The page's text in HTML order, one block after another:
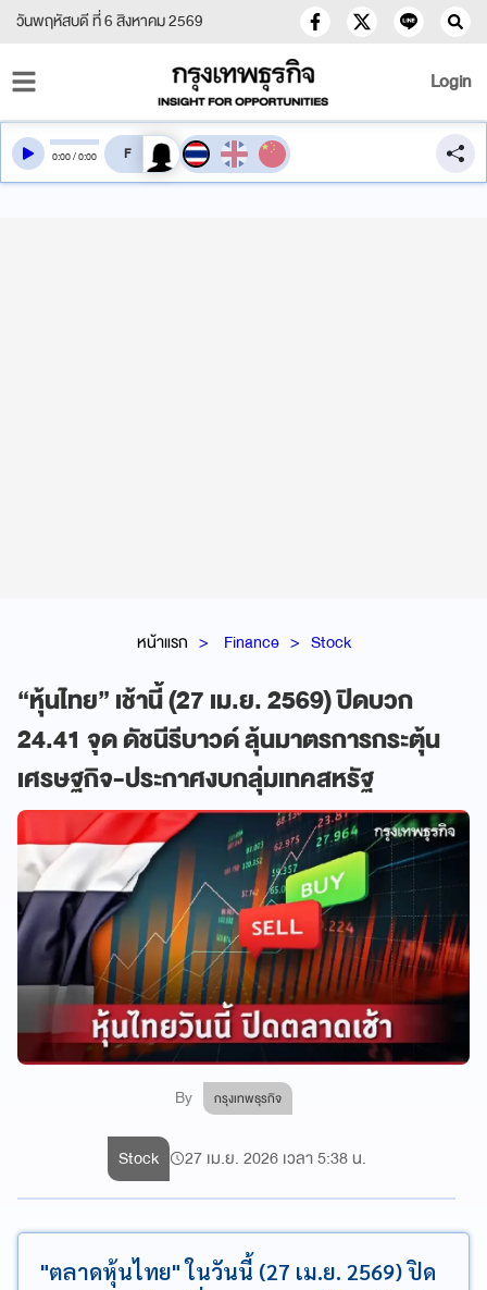
วันพฤหัสบดี ที่ 6 สิงหาคม 2569
Login
หน้าแรก Finance Stock
“หุ้นไทย” เช้านี้ (27 เม.ย. 2569) ปิดบวก
24.41 จุด ดัชนีรีบาวด์ ลุ้นมาตรการกระตุ้น
เศรษฐกิจ-ประกาศงบกลุ่มเทคสหรัฐ
By กรุงเทพธุรกิจ
0:00/0:00 สลับเสียงอ่าน
Stock 27 เม.ย. 2026 เวลา 5:38 น.
"ตลาดหุ้นไทย" ในวันนี้ (27 เม.ย. 2569) ปิด